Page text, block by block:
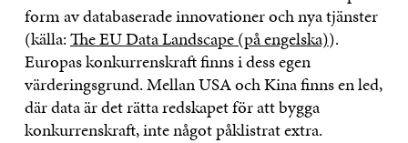
form av databaserade innovationer och nya tjänster
(källa:The EU Data Landscape (på engelska)).
Europas konkurrenskraft finns i dess egen
värderingsgrund. Mellan USA och Kina finns en led,
där data är det rätta redskapet för att bygga
konkurrenskraft, inte något påklistrat extra.